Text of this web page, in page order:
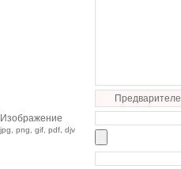
Изображение
jpg, png, gif, pdf, djv